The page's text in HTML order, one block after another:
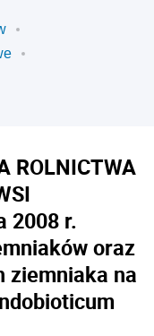
ROLNICTWA
2008 r.
oraz
ziemniaka na